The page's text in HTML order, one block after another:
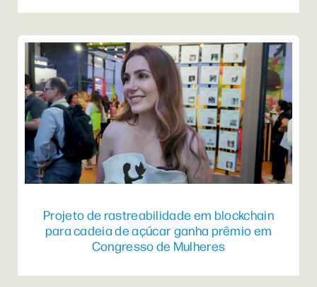
Projeto de rastreabilidade em blockchain
para cadeia de açúcar ganha prêmio em
Congresso de Mulheres